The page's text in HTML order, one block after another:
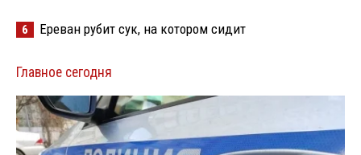
6 Ереван рубит сук, на котором сидит
Главное сегодня